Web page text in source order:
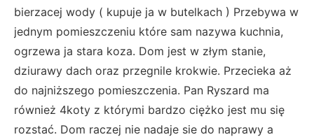
bierzacej wody ( kupuje ja w butelkach ) Przebywa w
jednym pomieszczeniu które sam nazywa kuchnia,
ogrzewa ja stara koza. Dom jest w złym stanie,
dziurawy dach oraz przegnile krokwie. Przecieka aż
do najniższego pomieszczenia. Pan Ryszard ma
również 4koty z którymi bardzo ciężko jest mu się
rozstać. Dom raczej nie nadaje sie do naprawy a